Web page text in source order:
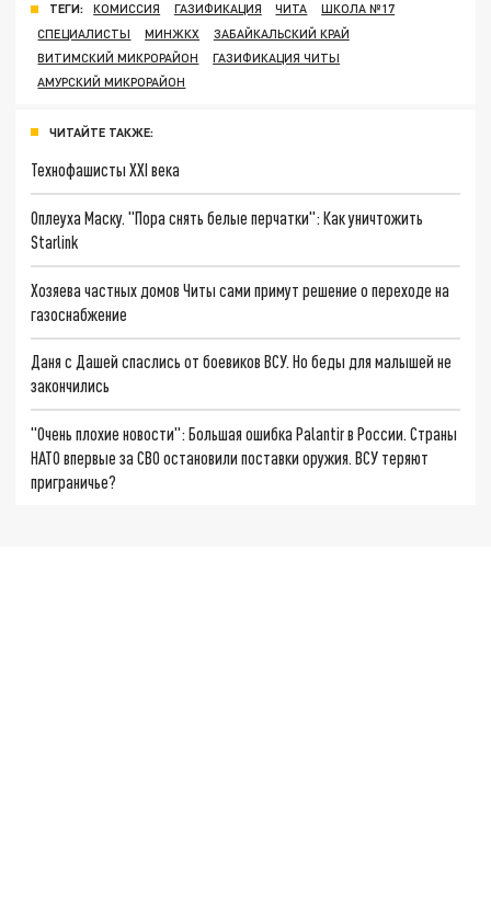
ТЕГИ: КОМИССИЯ ГАЗИФИКАЦИЯ ЧИТА
ШКОЛА №17
СПЕЦИАЛИСТЫ
МИНЖКХ
ЗАБАЙКАЛЬСКИЙ КРАЙ
ВИТИМСКИЙ МИКРОРАЙОН
ГАЗИФИКАЦИЯ ЧИТЫ
АМУРСКИЙ МИКРОРАЙОН
ЧИТАЙТЕ ТАКЖЕ:
Технофашисты XXI века
Оплеуха Маску. "Пора снять белые перчатки": Как уничтожить
Starlink
Хозяева частных домов Читы сами примут решение о переходе на
газоснабжение
Даня с Дашей спаслись от боевиков ВСУ. Но беды для малышей не
закончились
"Очень плохие новости": Большая ошибка Palantir в России. Страны
НАТО впервые за СВО остановили поставки оружия. ВСУ теряют
приграничье?